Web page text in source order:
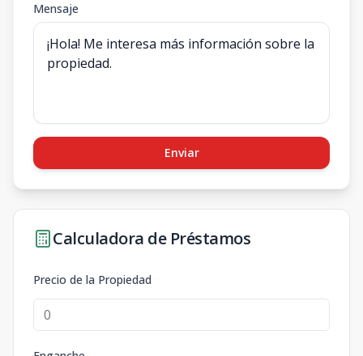
Mensaje
Enviar
Calculadora de Préstamos
Precio de la Propiedad